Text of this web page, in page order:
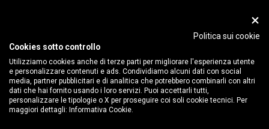
Politica sui cookie
Cookies sotto controllo
Utilizziamo cookies anche di terze parti per migliorare l'esperienza utente
e personalizzare contenuti e ads. Condividiamo alcuni dati con social
media, partner pubblicitari e di analitica che potrebbero combinarli con altri
dati che hai fornito usando i loro servizi. Puoi accettarli tutti,
personalizzare le tipologie o X per proseguire coi soli cookie tecnici. Per
maggiori dettagli: Informativa Cookie.